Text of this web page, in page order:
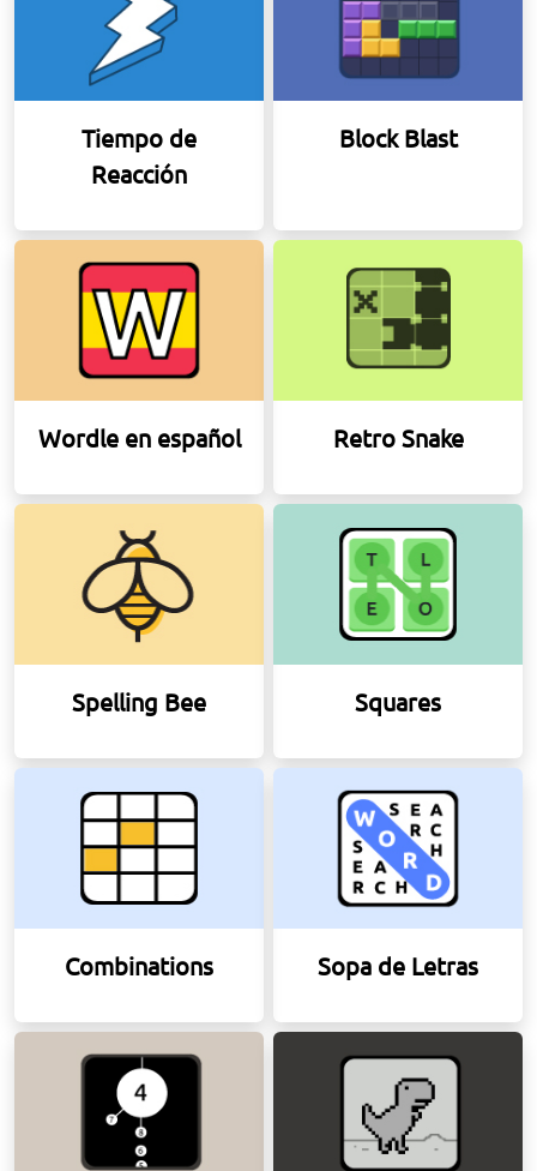
Tiempo de
Reacción
Block Blast
Wordle en español Retro Snake
Spelling Bee Squares
Combinations Sopa de Letras